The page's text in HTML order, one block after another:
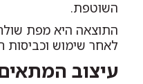
השוטפת.
התוצאה היא מפת
לאחר שימוש וכביסות
עיצוב